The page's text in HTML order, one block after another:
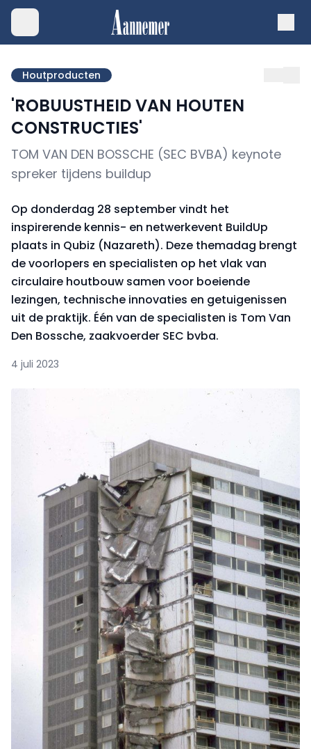
Houtproducten
'ROBUUSTHEID VAN HOUTEN
CONSTRUCTIES'
TOM VAN DEN BOSSCHE (SEC BVBA) keynote
spreker tijdens buildup
Op donderdag 28 september vindt het
inspirerende kennis- en netwerkevent BuildUp
plaats in Qubiz (Nazareth). Deze themadag brengt
de voorlopers en specialisten op het vlak van
circulaire houtbouw samen voor boeiende
lezingen, technische innovaties en getuigenissen
uit de praktijk. Één van de specialisten is Tom Van
Den Bossche, zaakvoerder SEC bvba.
4 juli 2023